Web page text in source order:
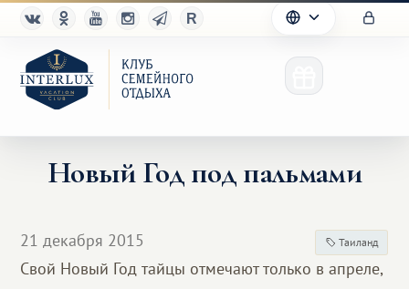
Преимущества
Новый Год под пальмами
21 декабря 2015 Таиланд
Свой Новый Год тайцы отмечают только в апреле,